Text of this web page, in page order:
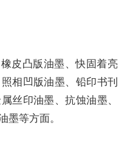
皮凸版油墨、快固着亮
相凹版油墨、铅印书刊
丝印油墨、抗蚀油墨、
墨等方面。